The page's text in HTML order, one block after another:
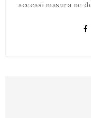
aceeasi masura ne